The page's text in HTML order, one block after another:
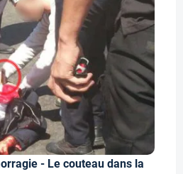
- Le couteau dans la